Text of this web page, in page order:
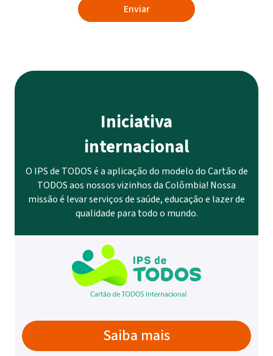
Enviar
Iniciativa
internacional
O IPS de TODOS é a aplicação do modelo do Cartão de
TODOS aos nossos vizinhos da Colômbia! Nossa
missão é levar serviços de saúde, educação e lazer de
qualidade para todo o mundo.
Saiba mais